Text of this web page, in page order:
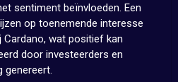
sentiment beïnvloeden. Een
op toenemende interesse
Cardano, wat positief kan
door investeerders en
genereert.